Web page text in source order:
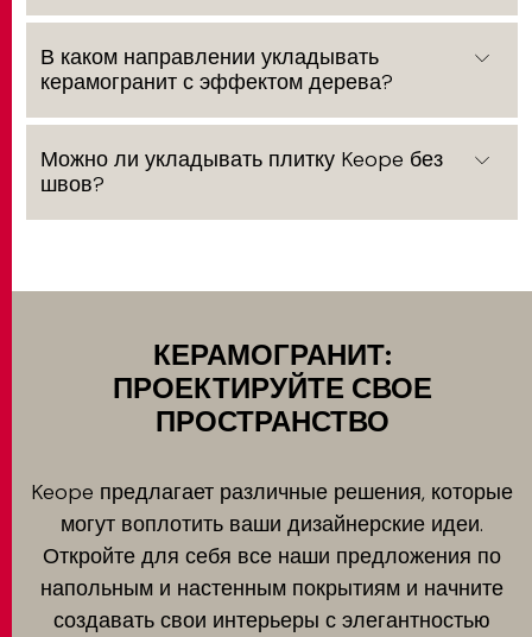
В каком направлении укладывать
керамогранит с эффектом дерева?
Можно ли укладывать плитку Keope без
швов?
КЕРАМОГРАНИТ:
ПРОЕКТИРУЙТЕ СВОЕ
ПРОСТРАНСТВО
Keope предлагает различные решения, которые
могут воплотить ваши дизайнерские идеи.
Откройте для себя все наши предложения по
напольным и настенным покрытиям и начните
создавать свои интерьеры с элегантностью